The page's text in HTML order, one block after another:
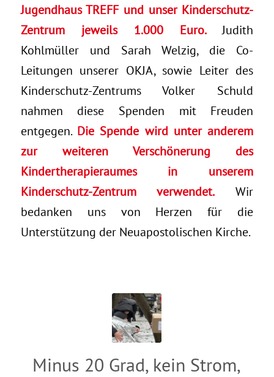
Jugendhaus TREFF und unser Kinderschutz-
Zentrum jeweils 1.000 Euro.Judith
Kohlmüller und Sarah Welzig, die Co-
Leitungen unserer OKJA, sowie Leiter des
Kinderschutz-Zentrums Volker Schuld
nahmen diese Spenden mit Freuden
entgegen. Die Spende wird unter anderem
zur weiteren Verschönerung des
Kindertherapieraumes in unserem
Kinderschutz-Zentrum verwendet. Wir
bedanken uns von Herzen für die
Unterstützung der Neuapostolischen Kirche.
Minus 20 Grad, kein Strom,